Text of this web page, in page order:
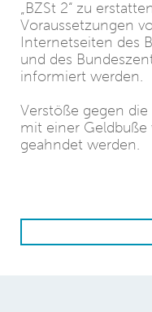
„BZSt 2“ zu
Voraussetzungen
Internetseiten des
und des
informiert werden.
Verstöße gegen
mit einer
geahndet werden.